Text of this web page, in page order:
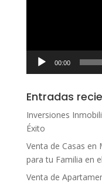
00:00
Entradas
Inversiones
Éxito
Venta de Casas en
para tu Familia en
Venta de